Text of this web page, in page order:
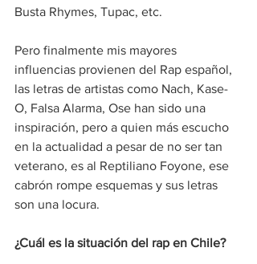
Busta Rhymes, Tupac, etc.
Pero finalmente mis mayores
influencias provienen del Rap español,
las letras de artistas como Nach, Kase-
O, Falsa Alarma, Ose han sido una
inspiración, pero a quien más escucho
en la actualidad a pesar de no ser tan
veterano, es al Reptiliano Foyone, ese
cabrón rompe esquemas y sus letras
son una locura.
¿Cuál es la situación del rap en Chile?